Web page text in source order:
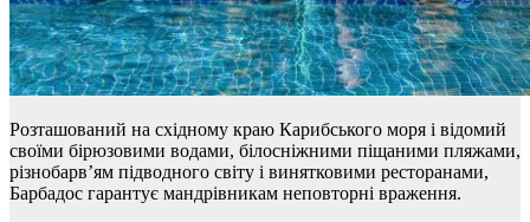
Розташований на східному краю Карибського моря і відомий
своїми бірюзовими водами, білосніжними піщаними пляжами,
різнобарв’ям підводного світу і винятковими ресторанами,
Барбадос гарантує мандрівникам неповторні враження.